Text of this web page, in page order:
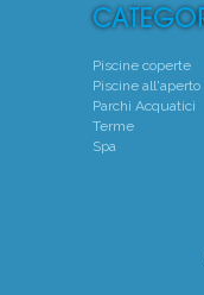
Piscine coperte
Piscine all'aperto
Parchi Acquatici
Terme
Spa